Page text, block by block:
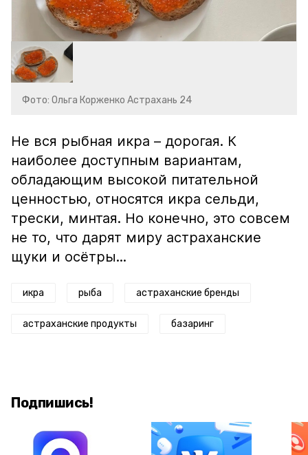
Фото: Ольга Корженко Астрахань 24
Не вся рыбная икра – дорогая. К
наиболее доступным вариантам,
обладающим высокой питательной
ценностью, относятся икра сельди,
трески, минтая. Но конечно, это совсем
не то, что дарят миру астраханские
щуки и осётры...
икра рыба астраханские бренды
астраханские продукты базаринг
Подпишись!